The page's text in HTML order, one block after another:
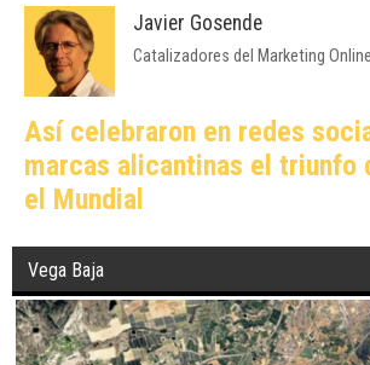
Javier Gosende
Catalizadores del Marketing Online
Así celebraron en redes
marcas alicantinas el triunfo
el Mundial
Vega Baja